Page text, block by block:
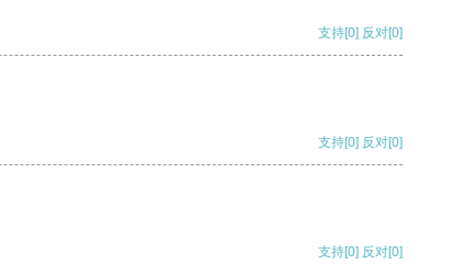
支持[0] 反对[0]
支持[0] 反对[0]
支持[0] 反对[0]